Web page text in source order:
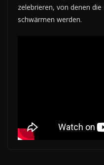
zelebrieren, von denen
schwärmen werden.